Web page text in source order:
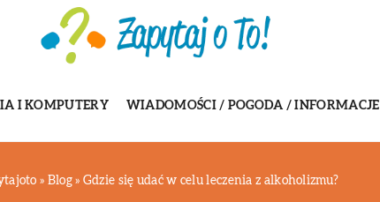
I KOMPUTERY WIADOMOŚCI / POGODA / INFORMACJE
» Blog» Gdzie się udać w celu leczenia z alkoholizmu?